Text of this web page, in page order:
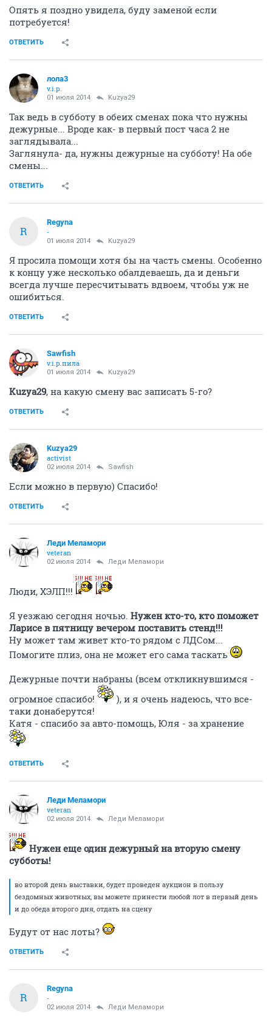
Опять я поздно увидела, буду заменой если
потребуется!
ОТВЕТИТЬ
лола3
v.i.p.
01 июля 2014 Kuzya29
Так ведь в субботу в обеих сменах пока что нужны
дежурные... Вроде как- в первый пост часа 2 не
заглядывала...
Заглянула- да, нужны дежурные на субботу! На обе
смены...
ОТВЕТИТЬ
R
Regyna
-
01 июля 2014 Kuzya29
Я просила помощи хотя бы на часть смены. Особенно
к концу уже несколько обалдеваешь, да и деньги
всегда лучше пересчитывать вдвоем, чтобы уж не
ошибиться.
ОТВЕТИТЬ
Sawfish
v.i.p.пила
01 июля 2014 Kuzya29
Kuzya29, на какую смену вас записать 5-го?
ОТВЕТИТЬ
Kuzya29
activist
02 июля 2014 Sawfish
Если можно в первую) Спасибо!
ОТВЕТИТЬ
Леди Меламори
veteran
02 июля 2014 Леди Меламори
Люди, ХЭЛП!!!
Я уезжаю сегодня ночью. Нужен кто-то, кто поможет
Ларисе в пятницу вечером поставить стенд!!!
Ну может там живет кто-то рядом с ЛДСом...
Помогите плиз, она не может его сама таскать
Дежурные почти набраны (всем откликнувшимся -
огромное спасибо!
), и я очень надеюсь, что все-
таки донаберутся!
Катя - спасибо за авто-помощь, Юля - за хранение
ОТВЕТИТЬ
Леди Меламори
veteran
02 июля 2014 Леди Меламори
Нужен еще один дежурный на вторую смену
субботы!
во второй день выставки, будет проведен аукцион в пользу
бездомных животных, вы можете принести любой лот в первый день
и до обеда второго дня, отдать на сцену
Будут от нас лоты?
ОТВЕТИТЬ
R
Regyna
-
02 июля 2014 Леди Меламори